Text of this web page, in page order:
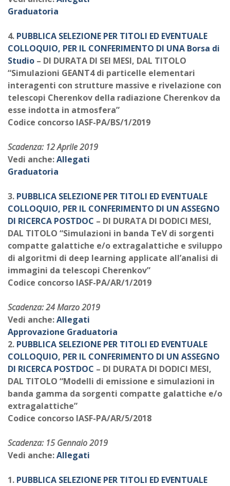
Graduatoria
4. PUBBLICA SELEZIONE PER TITOLI ED EVENTUALE
COLLOQUIO, PER IL CONFERIMENTO DI UNA Borsa di
Studio – DI DURATA DI SEI MESI, DAL TITOLO
“Simulazioni GEANT4 di particelle elementari
interagenti con strutture massive e rivelazione con
telescopi Cherenkov della radiazione Cherenkov da
esse indotta in atmosfera”
Codice concorso IASF-PA/BS/1/2019
Scadenza: 12 Aprile 2019
Vedi anche:Allegati
Graduatoria
3. PUBBLICA SELEZIONE PER TITOLI ED EVENTUALE
COLLOQUIO, PER IL CONFERIMENTO DI UN ASSEGNO
DI RICERCA POSTDOC – DI DURATA DI DODICI MESI,
DAL TITOLO “Simulazioni in banda TeV di sorgenti
compatte galattiche e/o extragalattiche e sviluppo
di algoritmi di deep learning applicate all’analisi di
immagini da telescopi Cherenkov”
Codice concorso IASF-PA/AR/1/2019
Scadenza: 24 Marzo 2019
Vedi anche:Allegati
Approvazione Graduatoria
2. PUBBLICA SELEZIONE PER TITOLI ED EVENTUALE
COLLOQUIO, PER IL CONFERIMENTO DI UN ASSEGNO
DI RICERCA POSTDOC – DI DURATA DI DODICI MESI,
DAL TITOLO “Modelli di emissione e simulazioni in
banda gamma da sorgenti compatte galattiche e/o
extragalattiche”
Codice concorso IASF-PA/AR/5/2018
Scadenza: 15 Gennaio 2019
Vedi anche:Allegati
1. PUBBLICA SELEZIONE PER TITOLI ED EVENTUALE